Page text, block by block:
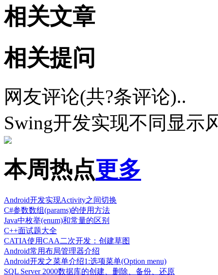
相关文章
相关提问
网友评论(共?条评论)..
Swing开发实现不同显示
本周热点更多
Android开发实现Activity之间切换
C#参数数组(params)的使用方法
Java中枚举(enum)和常量的区别
C++面试题大全
CATIA使用CAA二次开发：创建草图
Android常用布局管理器介绍
Android开发之菜单介绍1:选项菜单(Option menu)
SQL Server 2000数据库的创建、删除、备份、还原